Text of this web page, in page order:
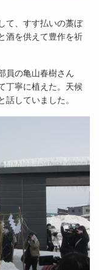
て、すす払いの藁ぼ
酒を供えて豊作を祈
員の亀山春樹さん
丁寧に植えた。天候
していました。